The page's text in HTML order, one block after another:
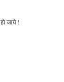
जाये !